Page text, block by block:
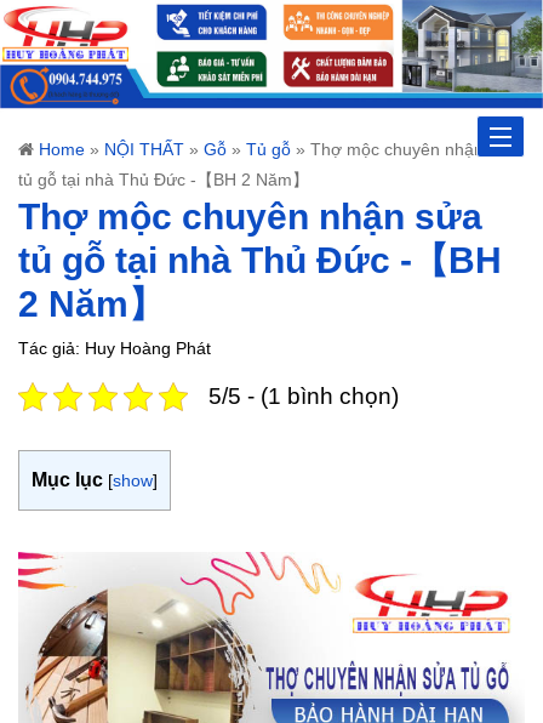
Toggle
Home » NỘI THẤT » Gỗ » Tủ gỗ » Thợ mộc chuyên nhận sửa
tủ gỗ tại nhà Thủ Đức -【BH 2 Năm】
Thợ mộc chuyên nhận sửa
tủ gỗ tại nhà Thủ Đức -【BH
2 Năm】
Tác giả: Huy Hoàng Phát
5/5 - (1 bình chọn)
Mục lục [show]